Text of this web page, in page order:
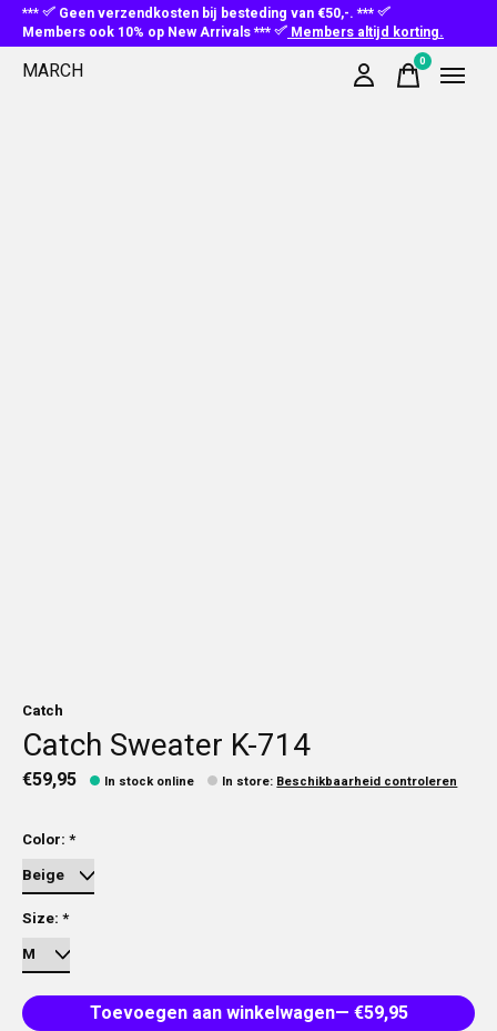
***
Geen verzendkosten bij besteding van €50,-. ***
Members ook 10% op New Arrivals ***
Members altijd korting.
MARCH 0items
Catch
Catch Sweater K-714
€59,95 In stock online In store: Beschikbaarheid controleren
Color: *
Size: *
Toevoegen aan winkelwagen
— €59,95